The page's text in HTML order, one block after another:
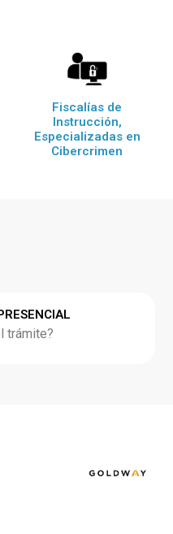
Fiscalías de
Instrucción,
Especializadas en
Cibercrimen
trámite?